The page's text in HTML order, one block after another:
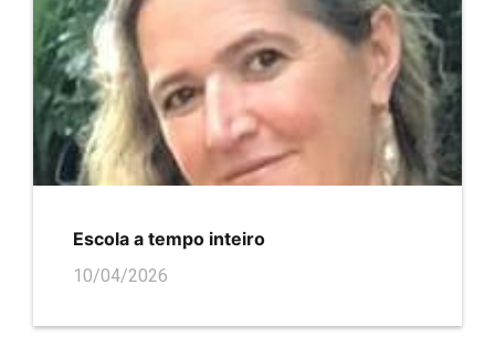
Escola a tempo inteiro
10/04/2026